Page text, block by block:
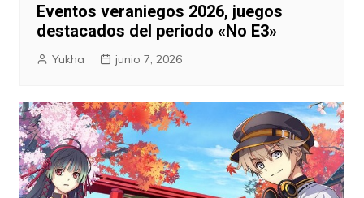
Eventos veraniegos 2026, juegos
destacados del periodo «No E3»
Yukha junio 7, 2026